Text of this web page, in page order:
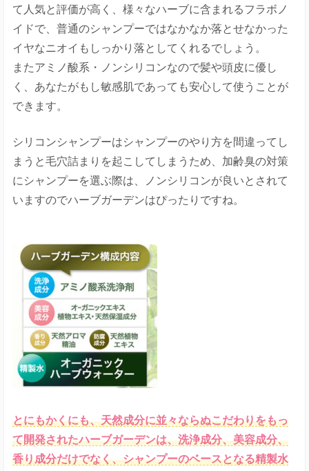
て人気と評価が高く、様々なハーブに含まれるフラボノ
イドで、普通のシャンプーではなかなか落とせなかった
イヤなニオイもしっかり落としてくれるでしょう。
またアミノ酸系・ノンシリコンなので髪や頭皮に優し
く、あなたがもし敏感肌であっても安心して使うことが
できます。
シリコンシャンプーはシャンプーのやり方を間違ってし
まうと毛穴詰まりを起こしてしまうため、加齢臭の対策
にシャンプーを選ぶ際は、ノンシリコンが良いとされて
いますのでハーブガーデンはぴったりですね。
とにもかくにも、天然成分に並々ならぬこだわりをもっ
て開発されたハーブガーデンは、洗浄成分、美容成分、
香り成分だけでなく、シャンプーのベースとなる精製水